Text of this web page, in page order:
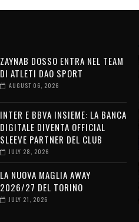
ZAYNAB DOSSO ENTRA NEL TEAM
DI ATLETI DAO SPORT
AUGUST 06, 2026
INTER E BBVA INSIEME: LA BANCA
DIGITALE DIVENTA OFFICIAL
SLEEVE PARTNER DEL CLUB
JULY 28, 2026
LA NUOVA MAGLIA AWAY
2026/27 DEL TORINO
JULY 21, 2026